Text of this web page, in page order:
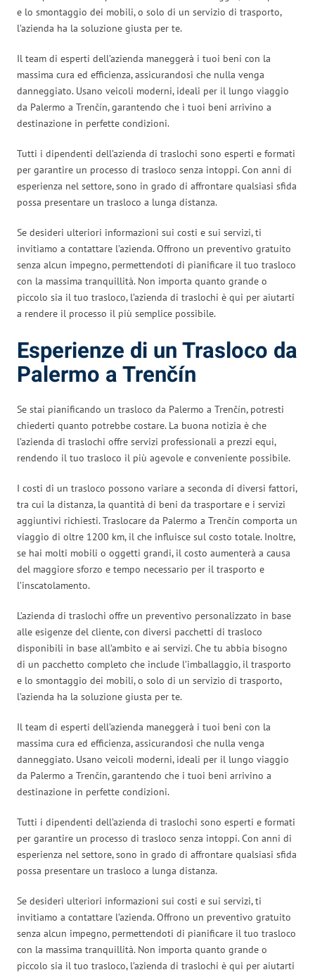
e lo smontaggio dei mobili, o solo di un servizio di trasporto,
l’azienda ha la soluzione giusta per te.
Il team di esperti dell’azienda maneggerà i tuoi beni con la
massima cura ed efficienza, assicurandosi che nulla venga
danneggiato. Usano veicoli moderni, ideali per il lungo viaggio
da Palermo a Trenčín, garantendo che i tuoi beni arrivino a
destinazione in perfette condizioni.
Tutti i dipendenti dell’azienda di traslochi sono esperti e formati
per garantire un processo di trasloco senza intoppi. Con anni di
esperienza nel settore, sono in grado di affrontare qualsiasi sfida
possa presentare un trasloco a lunga distanza.
Se desideri ulteriori informazioni sui costi e sui servizi, ti
invitiamo a contattare l’azienda. Offrono un preventivo gratuito
senza alcun impegno, permettendoti di pianificare il tuo trasloco
con la massima tranquillità. Non importa quanto grande o
piccolo sia il tuo trasloco, l’azienda di traslochi è qui per aiutarti
a rendere il processo il più semplice possibile.
Esperienze di un Trasloco da
Palermo a Trenčín
Se stai pianificando un trasloco da Palermo a Trenčín, potresti
chiederti quanto potrebbe costare. La buona notizia è che
l’azienda di traslochi offre servizi professionali a prezzi equi,
rendendo il tuo trasloco il più agevole e conveniente possibile.
I costi di un trasloco possono variare a seconda di diversi fattori,
tra cui la distanza, la quantità di beni da trasportare e i servizi
aggiuntivi richiesti. Traslocare da Palermo a Trenčín comporta un
viaggio di oltre 1200 km, il che influisce sul costo totale. Inoltre,
se hai molti mobili o oggetti grandi, il costo aumenterà a causa
del maggiore sforzo e tempo necessario per il trasporto e
l’inscatolamento.
L’azienda di traslochi offre un preventivo personalizzato in base
alle esigenze del cliente, con diversi pacchetti di trasloco
disponibili in base all’ambito e ai servizi. Che tu abbia bisogno
di un pacchetto completo che include l’imballaggio, il trasporto
e lo smontaggio dei mobili, o solo di un servizio di trasporto,
l’azienda ha la soluzione giusta per te.
Il team di esperti dell’azienda maneggerà i tuoi beni con la
massima cura ed efficienza, assicurandosi che nulla venga
danneggiato. Usano veicoli moderni, ideali per il lungo viaggio
da Palermo a Trenčín, garantendo che i tuoi beni arrivino a
destinazione in perfette condizioni.
Tutti i dipendenti dell’azienda di traslochi sono esperti e formati
per garantire un processo di trasloco senza intoppi. Con anni di
esperienza nel settore, sono in grado di affrontare qualsiasi sfida
possa presentare un trasloco a lunga distanza.
Se desideri ulteriori informazioni sui costi e sui servizi, ti
invitiamo a contattare l’azienda. Offrono un preventivo gratuito
senza alcun impegno, permettendoti di pianificare il tuo trasloco
con la massima tranquillità. Non importa quanto grande o
piccolo sia il tuo trasloco, l’azienda di traslochi è qui per aiutarti